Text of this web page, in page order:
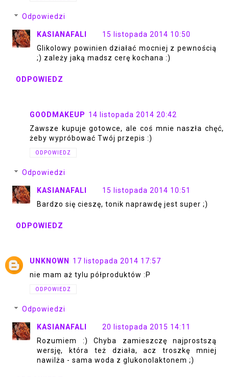
Odpowiedzi
KASIANAFALI
15 listopada 2014 10:50
Glikolowy powinien działać mocniej z pewnością
;) zależy jaką madsz cerę kochana :)
ODPOWIEDZ
GOODMAKEUP 14 listopada 2014 20:42
Zawsze kupuje gotowce, ale coś mnie naszła chęć,
żeby wypróbować Twój przepis :)
ODPOWIEDZ
Odpowiedzi
KASIANAFALI
15 listopada 2014 10:51
Bardzo się cieszę, tonik naprawdę jest super ;)
ODPOWIEDZ
UNKNOWN
17 listopada 2014 17:57
nie mam aż tylu półproduktów :P
ODPOWIEDZ
Odpowiedzi
KASIANAFALI
20 listopada 2015 14:11
Rozumiem :) Chyba zamieszczę najprostszą
wersję, która też działa, acz troszkę mniej
nawilża - sama woda z glukonolaktonem ;)